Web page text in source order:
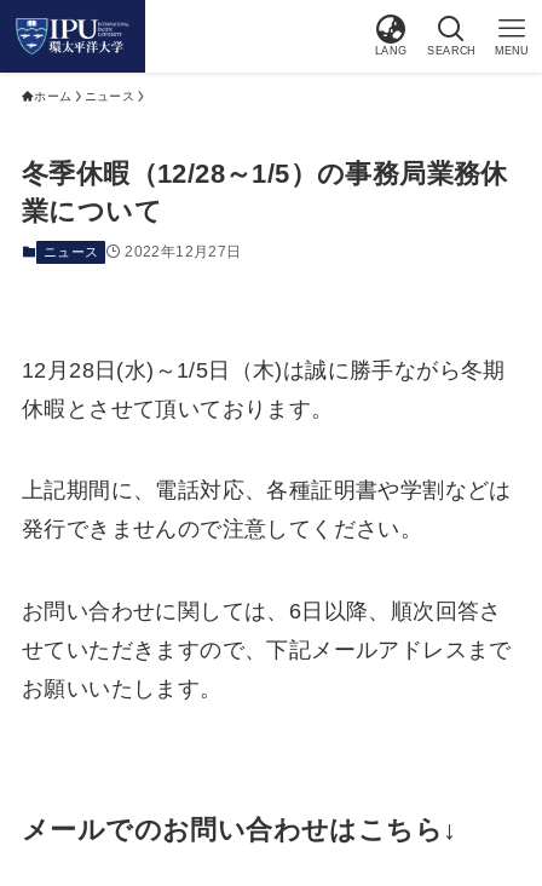
LANG SEARCH MENU
ホーム ニュース
冬季休暇（12/28～1/5）の事務局業務休
業について
ニュース 2022年12月27日
12月28日(水)～1/5日（木)は誠に勝手ながら冬期
休暇とさせて頂いております。
上記期間に、電話対応、各種証明書や学割などは
発行できませんので注意してください。
お問い合わせに関しては、6日以降、順次回答さ
せていただきますので、下記メールアドレスまで
お願いいたします。
メールでのお問い合わせはこちら↓